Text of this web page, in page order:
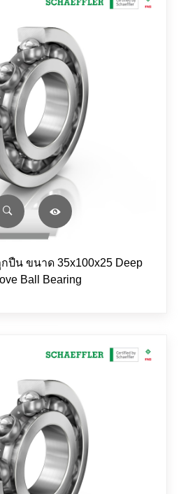
ปืน ขนาด 35x100x25 Deep
Ball Bearing